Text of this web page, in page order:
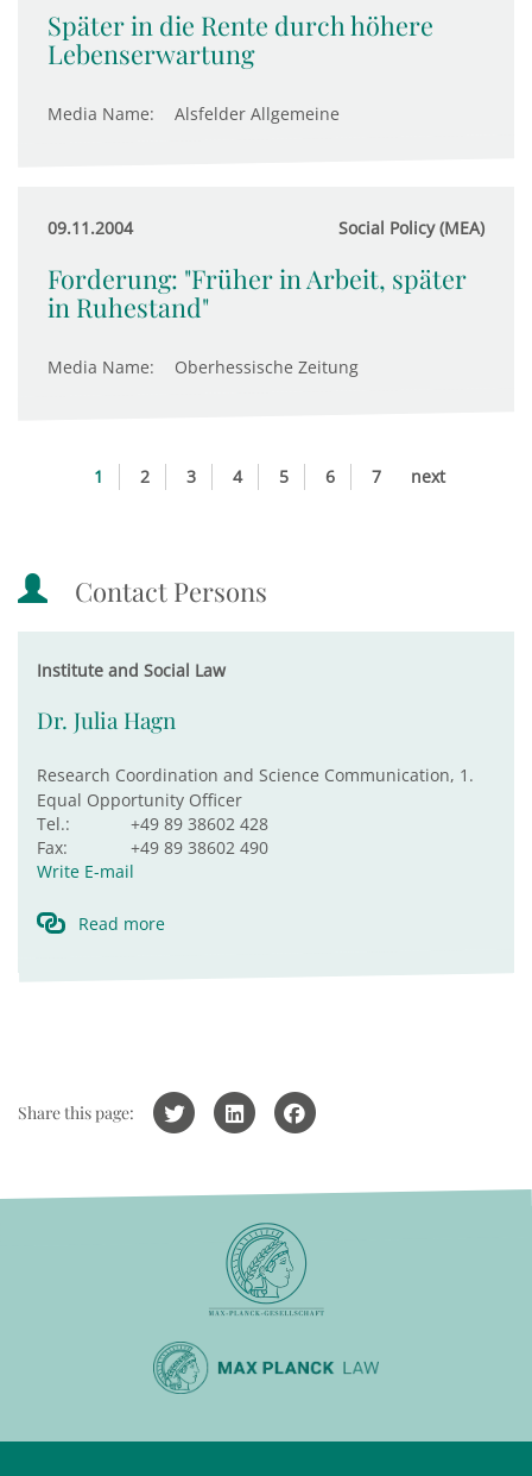
Später in die Rente durch höhere
Lebenserwartung
Media Name: Alsfelder Allgemeine
09.11.2004 Social Policy (MEA)
Forderung: "Früher in Arbeit, später
in Ruhestand"
Media Name: Oberhessische Zeitung
1 2 3 4 5 6 7 next
Contact Persons
Institute and Social Law
Dr. Julia Hagn
Research Coordination and Science Communication, 1.
Equal Opportunity Officer
Tel.:
+49 89 38602 428
Fax:
+49 89 38602 490
Write E-mail
Read more
Share this page: